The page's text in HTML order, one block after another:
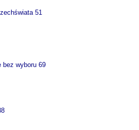
51
bez wyboru 69